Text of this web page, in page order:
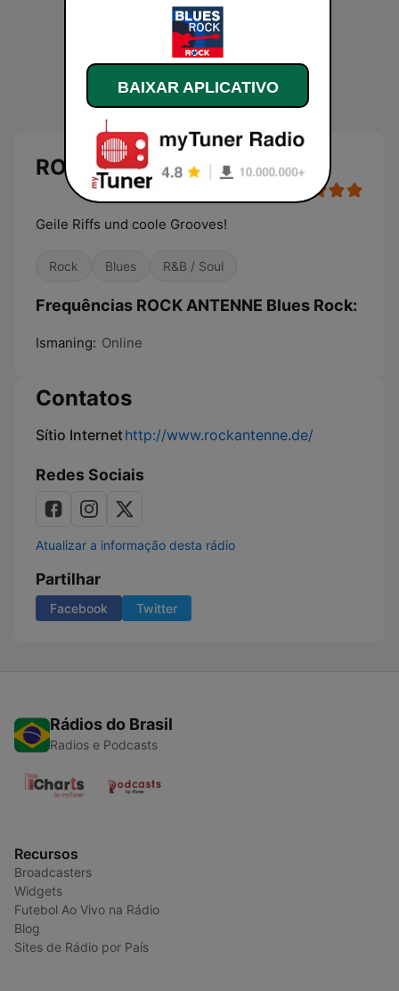
ROCK ANTENNE Blues Rock
Geile Riffs und coole Grooves!
Rock Blues R&B / Soul
Frequências ROCK ANTENNE Blues Rock:
Ismaning: Online
Contatos
Sítio Internethttp://www.rockantenne.de/
Redes Sociais
Atualizar a informação desta rádio
Partilhar
Facebook Twitter
Rádios do Brasil
Radios e Podcasts
Recursos
Broadcasters
Widgets
Futebol Ao Vivo na Rádio
Blog
Sites de Rádio por País
BAIXAR APLICATIVO